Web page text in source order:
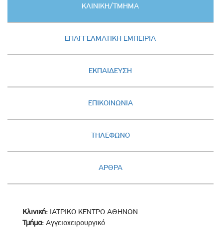
ΚΛΙΝΙΚΗ/ΤΜΗΜΑ
ΕΠΑΓΓΕΛΜΑΤΙΚΗ ΕΜΠΕΙΡΙΑ
ΕΚΠΑΙΔΕΥΣΗ
ΕΠΙΚΟΙΝΩΝΙΑ
ΤΗΛΕΦΩΝΟ
ΑΡΘΡΑ
Κλινική: ΙΑΤΡΙΚΟ ΚΕΝΤΡΟ ΑΘΗΝΩΝ
Τμήμα: Αγγειοχειρουργικό